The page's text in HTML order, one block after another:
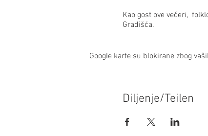
Kao gost ove večeri,
Gradišća.
Das Ensemble Linđo
dem sog. Klapa-
Kroatiens ist und
Jahren, die mehrere
größten Ensembles
Google karte su blokirane zbog
Diljenje/Teilen